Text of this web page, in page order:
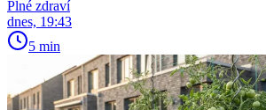
Plné zdraví
dnes, 19:43
5 min